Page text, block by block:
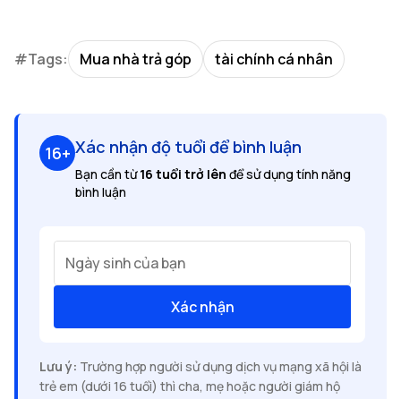
#Tags: Mua nhà trả góp tài chính cá nhân
16+ Xác nhận độ tuổi để bình luận
Bạn cần từ16 tuổi trở lên để sử dụng tính năng
bình luận
Ngày sinh của bạn
Xác nhận
Lưu ý: Trường hợp người sử dụng dịch vụ mạng xã hội là
trẻ em (dưới 16 tuổi) thì cha, mẹ hoặc người giám hộ